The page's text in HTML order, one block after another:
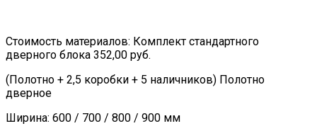
Стоимость материалов: Комплект стандартного
дверного блока 352,00 руб.
(Полотно + 2,5 коробки + 5 наличников) Полотно
дверное
Ширина: 600 / 700 / 800 / 900 мм